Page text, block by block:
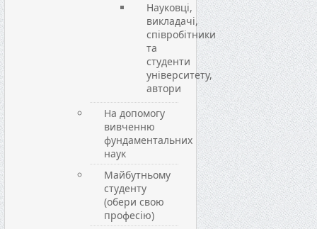
Науковці,
викладачі,
співробітники
та
студенти
університету,
автори
На допомогу
вивченню
фундаментальних
наук
Майбутньому
студенту
(обери свою
професію)